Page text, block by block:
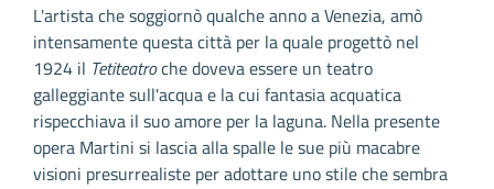
L'artista che soggiornò qualche anno a Venezia, amò
intensamente questa città per la quale progettò nel
1924 il Tetiteatroche doveva essere un teatro
galleggiante sull'acqua e la cui fantasia acquatica
rispecchiava il suo amore per la laguna. Nella presente
opera Martini si lascia alla spalle le sue più macabre
visioni presurrealiste per adottare uno stile che sembra